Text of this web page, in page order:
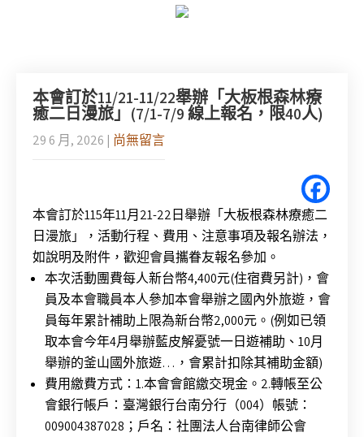
本會訂於11/21-11/22舉辦「大板根森林療
癒二日漫旅」(7/1-7/9 線上報名，限40人)
29 6 月, 2026 | 尚無留言
本會訂於115年11月21-22日舉辦「大板根森林療癒二
日漫旅」，活動行程、費用、 注意事項及報名辦法，
如說明及附件，歡迎會員攜眷友報名參加。
本次活動團費每人新台幣4,400元(住宿費另計)， 會
員及本會職員本人參加本會舉辦之國內外旅遊， 會
員每年累計補助上限為新台幣2,000元。(例如已領
取本會今年4月舉辦藍皮解憂號一日遊補助、 10月
舉辦的釜山國外旅遊…，會累計扣除其補助金額)
費用繳費方式：1.本會會館繳交現金。2.轉帳至公
會銀行帳戶：臺灣銀行台南分行（004）帳號：
009004387028；戶名：社團法人台南律師公會